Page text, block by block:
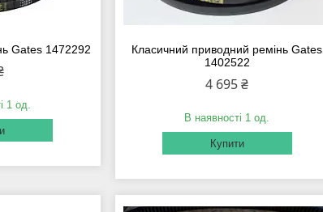
Gates 1472292
1 од.
Класичний приводний ремінь Gates
1402522
4 695 ₴
В наявності 1 од.
Купити